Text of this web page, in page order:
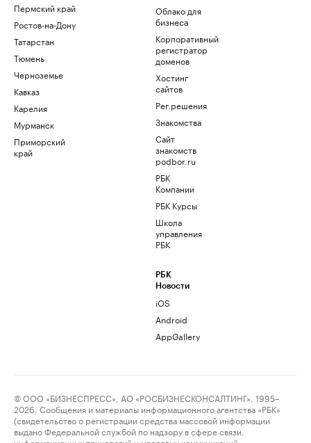
Пермский край
Ростов-на-Дону
Татарстан
Тюмень
Черноземье
Кавказ
Карелия
Мурманск
Приморский
край
Облако для
бизнеса
Корпоративный
регистратор
доменов
Хостинг
сайтов
Рег.решения
Знакомства
Сайт
знакомств
podbor.ru
РБК
Компании
РБК Курсы
Школа
управления
РБК
РБК
Новости
iOS
Android
AppGallery
© ООО «БИЗНЕСПРЕСС», АО «РОСБИЗНЕСКОНСАЛТИНГ», 1995–
2026. Сообщения и материалы информационного агентства «РБК»
(свидетельство о регистрации средства массовой информации
выдано Федеральной службой по надзору в сфере связи,